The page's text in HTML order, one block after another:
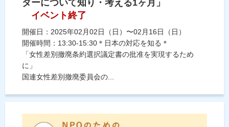
ダーについて知り・考える1ヶ月」
イベント終了
開催日：2025年02月02日（日）〜02月16日（日）
開催時間：13:30-15:30＊日本の対応を知る＊
「女性差別撤廃条約選択議定書の批准を実現するため
に」
国連女性差別撤廃委員会の...